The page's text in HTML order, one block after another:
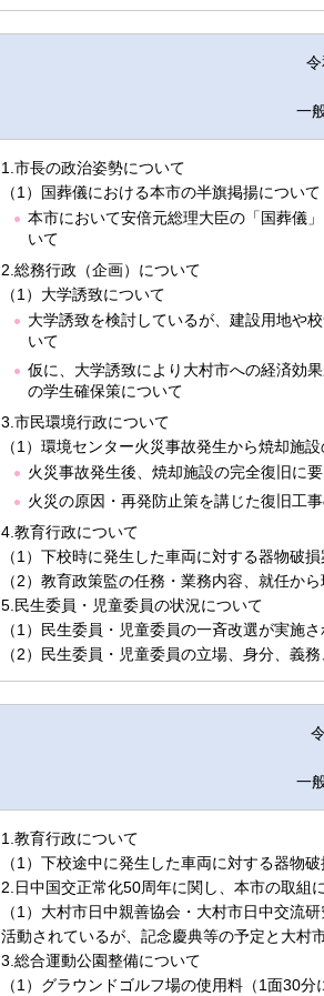
一
1.市長の政治姿勢について
（1）国葬儀における本市の半旗掲揚について
本市において安倍元総理大臣の「国葬儀
いて
2.総務行政（企画）について
（1）大学誘致について
大学誘致を検討しているが、建設用地や
いて
仮に、大学誘致により大村市への経済効
の学生確保策について
3.市民環境行政について
（1）環境センター火災事故発生から焼却施
火災事故発生後、焼却施設の完全復旧に
火災の原因・再発防止策を講じた復旧工
4.教育行政について
（1）下校時に発生した車両に対する器物破
（2）教育政策監の任務・業務内容、就任か
5.民生委員・児童委員の状況について
（1）民生委員・児童委員の一斉改選が実施
（2）民生委員・児童委員の立場、身分、義
一
1.教育行政について
（1）下校途中に発生した車両に対する器物
2.日中国交正常化50周年に関し、本市の取組
（1）大村市日中親善協会・大村市日中交流
活動されているが、記念慶典等の予定と大村
3.総合運動公園整備について
（1）グラウンドゴルフ場の使用料（1面30